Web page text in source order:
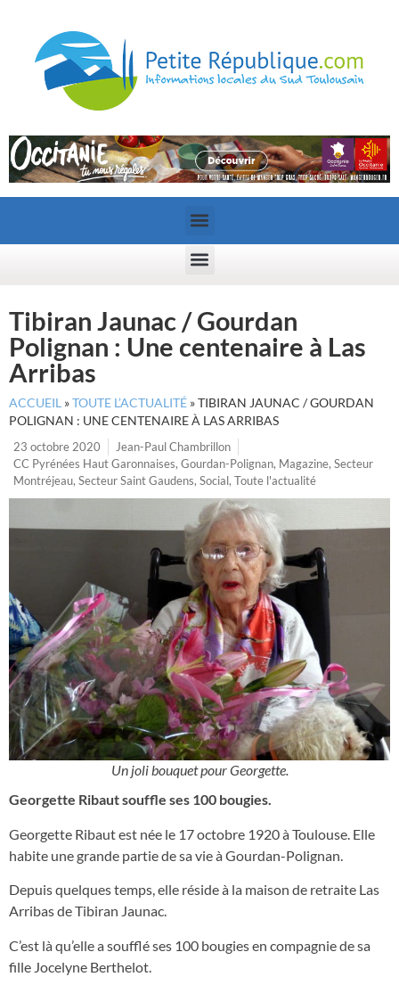
Tibiran Jaunac / Gourdan
Polignan : Une centenaire à Las
Arribas
ACCUEIL »TOUTE L’ACTUALITÉ »TIBIRAN JAUNAC / GOURDAN
POLIGNAN : UNE CENTENAIRE À LAS ARRIBAS
23 octobre 2020
Jean-Paul Chambrillon
CC Pyrénées Haut Garonnaises, Gourdan-Polignan, Magazine, Secteur
Montréjeau, Secteur Saint Gaudens, Social, Toute l'actualité
Un joli bouquet pour Georgette.
Georgette Ribaut souffle ses 100 bougies.
Georgette Ribaut est née le 17 octobre 1920 à Toulouse. Elle
habite une grande partie de sa vie à Gourdan-Polignan.
Depuis quelques temps, elle réside à la maison de retraite Las
Arribas de Tibiran Jaunac.
C’est là qu’elle a soufflé ses 100 bougies en compagnie de sa
fille Jocelyne Berthelot.